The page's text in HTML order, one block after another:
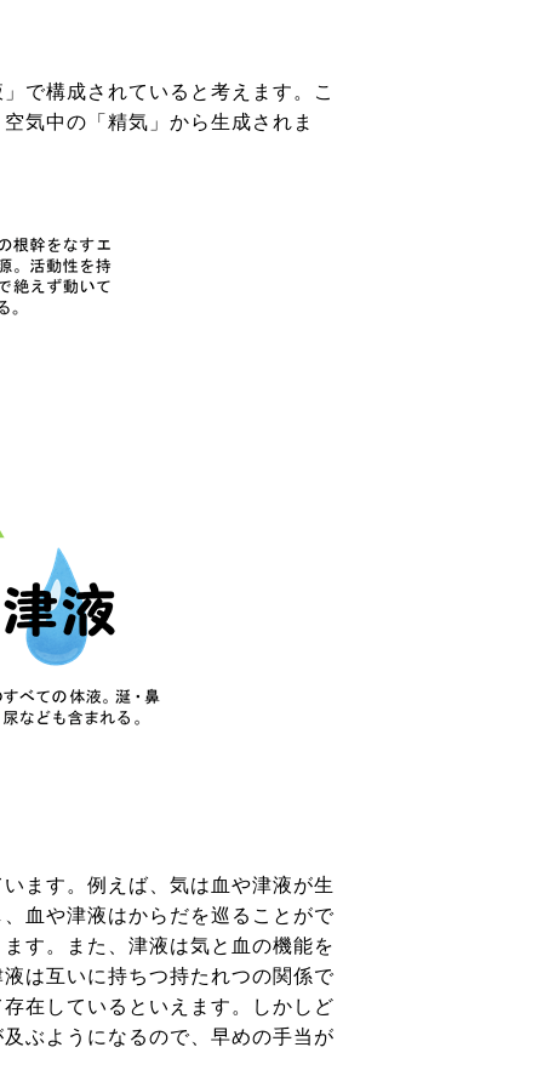
で構成されていると考えます。こ
気中の「精気」から生成されま
ます。例えば、気は血や津液が生
血や津液はからだを巡ることがで
す。また、津液は気と血の機能を
は互いに持ちつ持たれつの関係で
在しているといえます。しかしど
ぶようになるので、早めの手当が